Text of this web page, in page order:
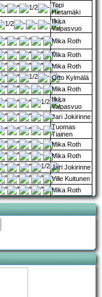
Toni
Hietamäki
Ilkka
Valpasvuo
Mika Roth
Mika Roth
Mika Roth
Otto Kylmälä
Mika Roth
Ilkka
Valpasvuo
Jari Jokirinne
Tuomas
Tiainen
Mika Roth
Mika Roth
Jari Jokirinne
Ville Kuitunen
Mika Roth